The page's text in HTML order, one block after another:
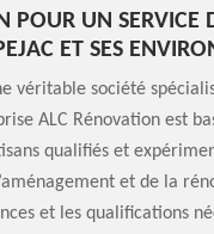
POUR UN
ET SES
véritable société
ALC Rénovation est
qualifiés et
et de la
et les qualifications